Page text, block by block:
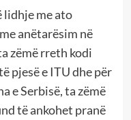
lidhje me ato
anëtarësim në
zëmë rreth kodi
pjesë e ITU dhe për
e Serbisë, ta zëmë
të ankohet pranë